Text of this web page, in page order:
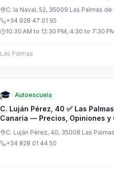
C. la Naval, 52, 35009 Las Palmas de
Palmas, España
+34 928 47 01 95
10:30 AM to 12:30 PM, 4:30 to 7:30
Las Palmas
🎓 Autoescuela
C. Luján Pérez, 40 ✅ Las
Canaria — Precios, Opiniones y
C. Luján Pérez, 40, 35008 Las
Las Palmas, España
+34 828 01 44 50